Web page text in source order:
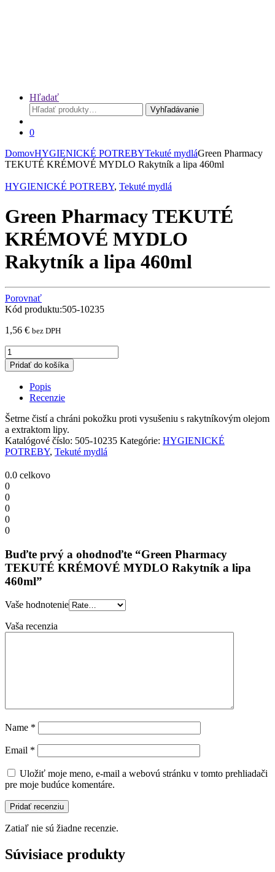
Hľadať
Hľadať:
Vyhľadávanie
0
DomovHYGIENICKÉ POTREBYTekuté mydláGreen Pharmacy
TEKUTÉ KRÉMOVÉ MYDLO Rakytník a lipa 460ml
HYGIENICKÉ POTREBY, Tekuté mydlá
Green Pharmacy TEKUTÉ
KRÉMOVÉ MYDLO
Rakytník a lipa 460ml
Porovnať
Kód produktu:505-10235
1,56 € bez DPH
Green
Pharmacy
TEKUTÉ
KRÉMOVÉ
MYDLO
Rakytník
a
lipa
460ml
quantity
Pridať do košíka
Popis
Recenzie
Šetrne čistí a chráni pokožku proti vysušeniu s rakytníkovým olejom
a extraktom lipy.
Katalógové číslo: 505-10235 Kategórie: HYGIENICKÉ
POTREBY, Tekuté mydlá
0.0 celkovo
0
0
0
0
0
Buďte prvý a ohodnoďte “Green Pharmacy
TEKUTÉ KRÉMOVÉ MYDLO Rakytník a lipa
460ml”
Vaše hodnotenie
Vaša recenzia
Name *
Email *
Uložiť moje meno, e-mail a webovú stránku v tomto prehliadači
pre moje budúce komentáre.
Zatiaľ nie sú žiadne recenzie.
Súvisiace produkty